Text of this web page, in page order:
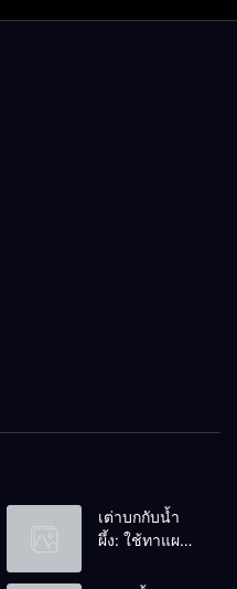
เต่าบกกับน้ำ
ผึ้ง: ใช้ทาแผล